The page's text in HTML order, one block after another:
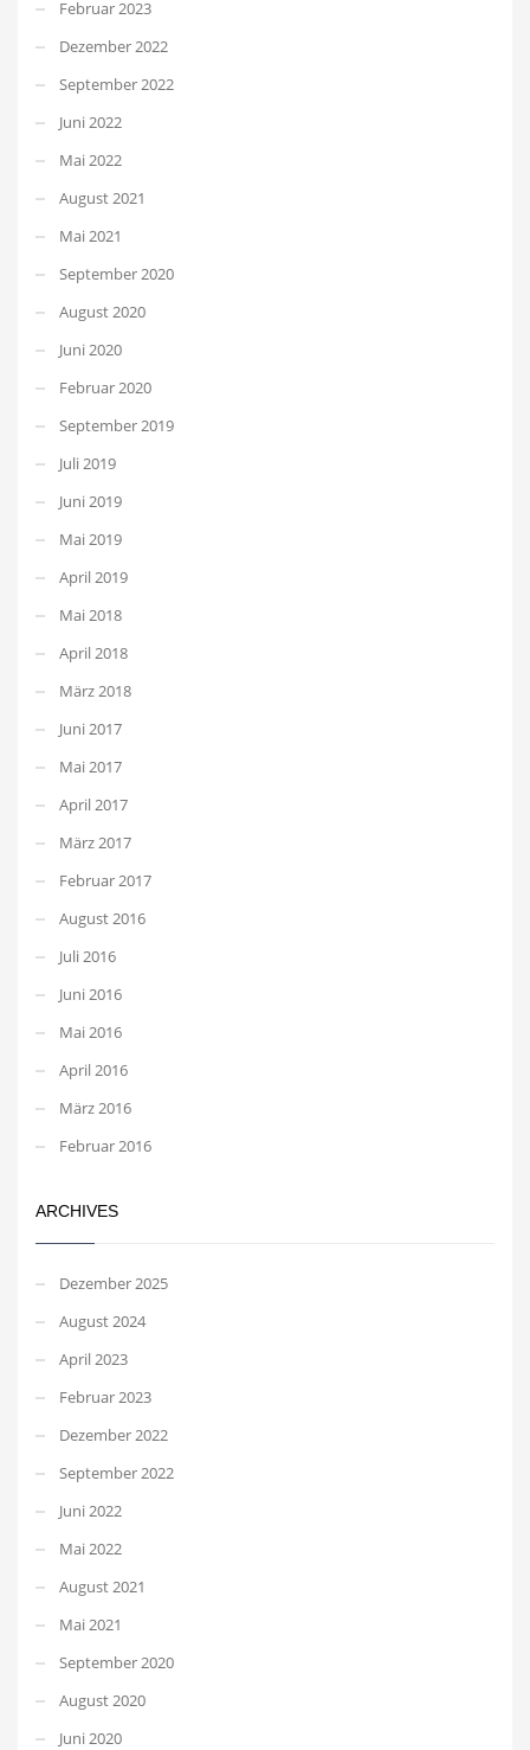
Februar 2023
Dezember 2022
September 2022
Juni 2022
Mai 2022
August 2021
Mai 2021
September 2020
August 2020
Juni 2020
Februar 2020
September 2019
Juli 2019
Juni 2019
Mai 2019
April 2019
Mai 2018
April 2018
März 2018
Juni 2017
Mai 2017
April 2017
März 2017
Februar 2017
August 2016
Juli 2016
Juni 2016
Mai 2016
April 2016
März 2016
Februar 2016
ARCHIVES
Dezember 2025
August 2024
April 2023
Februar 2023
Dezember 2022
September 2022
Juni 2022
Mai 2022
August 2021
Mai 2021
September 2020
August 2020
Juni 2020